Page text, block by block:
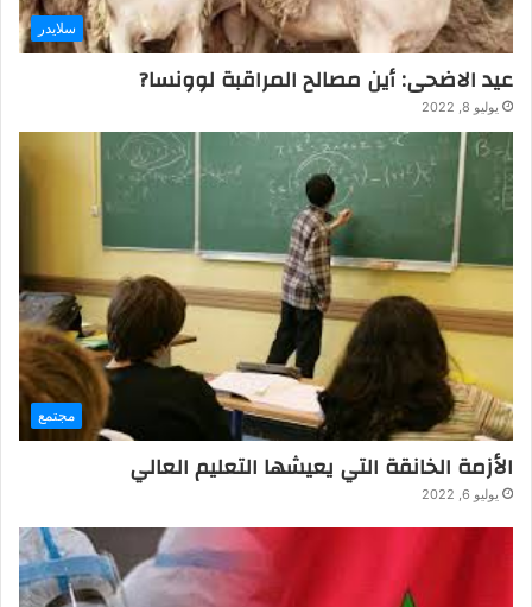
سلايدر
عيد الاضحى: أين مصالح المراقبة لوونسا?
يوليو 8, 2022
مجتمع
الأزمة الخانقة التي يعيشها التعليم العالي
يوليو 6, 2022